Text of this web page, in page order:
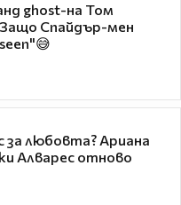
ghost-на Том
Защо Спайдър-мен
за любовта? Ариана
Алварес отново